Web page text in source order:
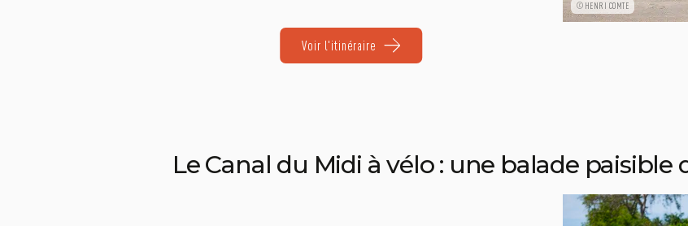
Voir l'itinéraire
©HENRI COMTE
Le Canal du Midi à vélo : une balade paisible